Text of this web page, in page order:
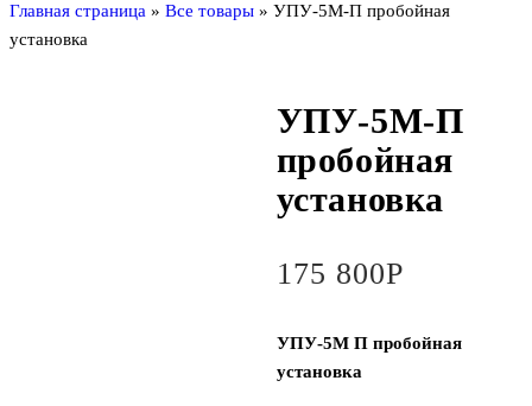
Главная страница » Все товары » УПУ-5М-П пробойная
установка
УПУ-5М-П
пробойная
установка
175 800Р
УПУ-5М П пробойная
установка